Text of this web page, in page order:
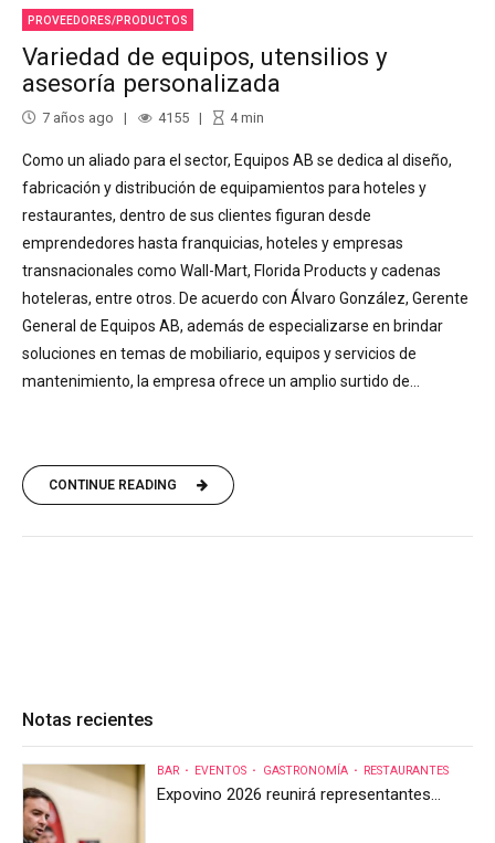
PROVEEDORES/PRODUCTOS
Variedad de equipos, utensilios y
asesoría personalizada
7 años ago 4155 4min
Como un aliado para el sector, Equipos AB se dedica al diseño,
fabricación y distribución de equipamientos para hoteles y
restaurantes, dentro de sus clientes figuran desde
emprendedores hasta franquicias, hoteles y empresas
transnacionales como Wall-Mart, Florida Products y cadenas
hoteleras, entre otros. De acuerdo con Álvaro González, Gerente
General de Equipos AB, además de especializarse en brindar
soluciones en temas de mobiliario, equipos y servicios de
mantenimiento, la empresa ofrece un amplio surtido de...
CONTINUE READING
Notas recientes
BAR EVENTOS GASTRONOMÍA RESTAURANTES
Expovino 2026 reunirá representantes